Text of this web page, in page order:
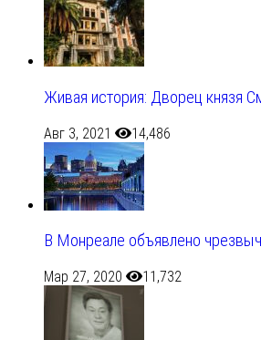
Живая история: Дворец князя
Авг 3, 2021 14,486
В Монреале объявлено
Мар 27, 2020 11,732